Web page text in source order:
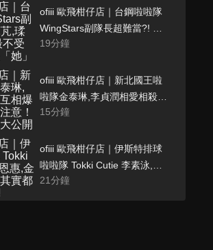
ofiii 歐飛柑仔店｜台鋼啦啦隊
WingStars副隊長超難當?! 芃
芃,瑈瑈獨家揭露 ，最不受控的
19分鐘
ofiii 歐飛柑仔店｜新北國王啦
啦隊金泰琳,李貞潤相愛相殺互
相爆料不手軟！心動注意！女
15分鐘
ofiii 歐飛柑仔店｜伊斯特排球
啦啦隊 Tokki Cutie 李素泳,朴
恩惠,金世星來啦！自爆其實都
21分鐘